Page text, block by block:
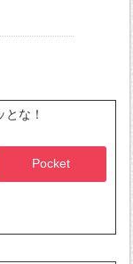
な！
Pocket